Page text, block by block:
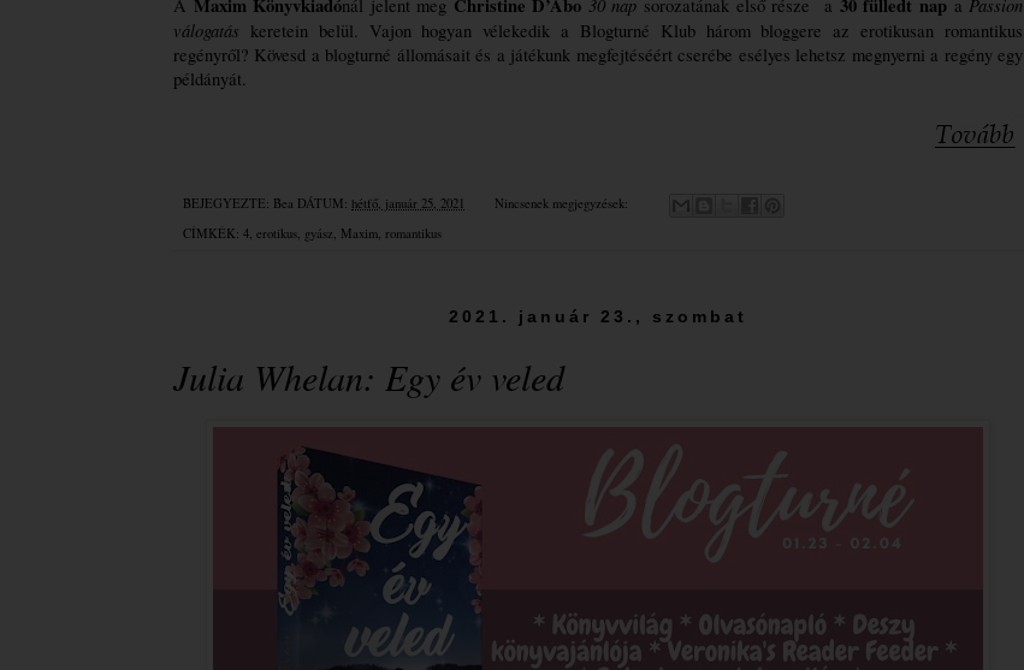
A Maxim Könyvkiadónál jelent meg Christine D’Abo sorozatának első része  a 30 fülledt nap a
válogatás keretein belül. Vajon hogyan vélekedik a Blogturné Klub három bloggere az erotikusan romantikus
regényről? Kövesd a blogturné állomásait és a játékunk megfejtéséért cserébe esélyes lehetsz megnyerni a regény egy
példányát.
BEJEGYEZTE: Bea DÁTUM: hétfő, január 25, 2021
Nincsenek megjegyzések:
CÍMKÉK: 4, erotikus, gyász, Maxim, romantikus
2021. január 23., szombat
Julia Whelan: Egy ​év veled